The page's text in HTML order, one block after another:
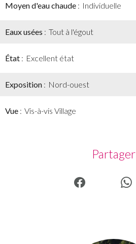
Moyen d'eau chaude Individuelle
Eaux usées Tout à l'égout
État Excellent état
Exposition Nord-ouest
Vue Vis-à-vis Village
Partager